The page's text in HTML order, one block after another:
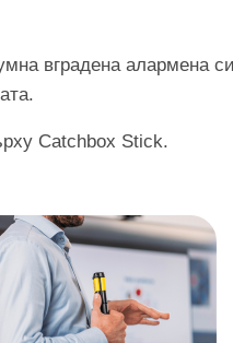
вградена алармена
Catchbox Stick.